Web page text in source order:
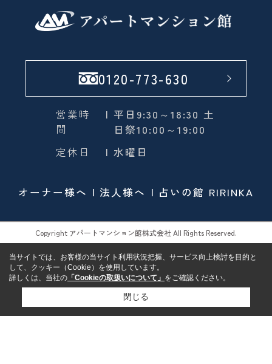
0120-773-630
営業時
間
| 平日9:30～18:30 土
日祭10:00～19:00
定休日
| 水曜日
オーナー様へ 法人様へ 占いの館 RIRINKA
Copyright アパートマンション館株式会社 All Rights Reserved.
当サイトでは、お客様の当サイト利用状況把握、サービス向上検討を目的と
して、クッキー（Cookie）を使用しています。
詳しくは、当社の 「Cookieの取扱いについて」 をご確認ください。
閉じる